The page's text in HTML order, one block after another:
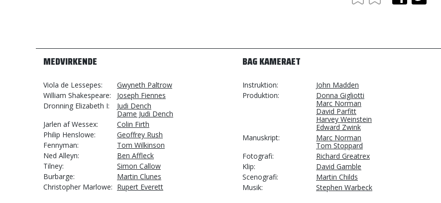
MEDVIRKENDE
Viola de Lessepes
Gwyneth Paltrow
William Shakespeare
Joseph Fiennes
Dronning Elizabeth I
Judi Dench
Dame Judi Dench
Jarlen af Wessex
Colin Firth
Philip Henslowe
Geoffrey Rush
Fennyman
Tom Wilkinson
Ned Alleyn
Ben Affleck
Tilney
Simon Callow
Burbarge
Martin Clunes
Christopher Marlowe
Rupert Everett
BAG KAMERAET
Instruktion
John Madden
Produktion
Donna Gigliotti
Marc Norman
David Parfitt
Harvey Weinstein
Edward Zwink
Manuskript
Marc Norman
Tom Stoppard
Fotografi
Richard Greatrex
Klip
David Gamble
Scenografi
Martin Childs
Musik
Stephen Warbeck